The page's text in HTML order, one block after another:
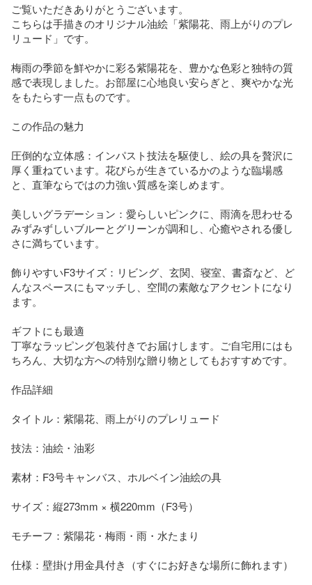
ご覧いただきありがとうございます。
こちらは手描きのオリジナル油絵「紫陽花、雨上がりのプレ
リュード」です。
梅雨の季節を鮮やかに彩る紫陽花を、豊かな色彩と独特の質
感で表現しました。お部屋に心地良い安らぎと、爽やかな光
をもたらす一点ものです。
この作品の魅力
圧倒的な立体感：インパスト技法を駆使し、絵の具を贅沢に
厚く重ねています。花びらが生きているかのような臨場感
と、直筆ならではの力強い質感を楽しめます。
美しいグラデーション：愛らしいピンクに、雨滴を思わせる
みずみずしいブルーとグリーンが調和し、心癒やされる優し
さに満ちています。
飾りやすいF3サイズ：リビング、玄関、寝室、書斎など、ど
んなスペースにもマッチし、空間の素敵なアクセントになり
ます。
ギフトにも最適
丁寧なラッピング包装付きでお届けします。ご自宅用にはも
ちろん、大切な方への特別な贈り物としてもおすすめです。
作品詳細
タイトル：紫陽花、雨上がりのプレリュード
技法：油絵・油彩
素材：F3号キャンバス、ホルベイン油絵の具
サイズ：縦273mm × 横220mm（F3号）
モチーフ：紫陽花・梅雨・雨・水たまり
仕様：壁掛け用金具付き（すぐにお好きな場所に飾れます）